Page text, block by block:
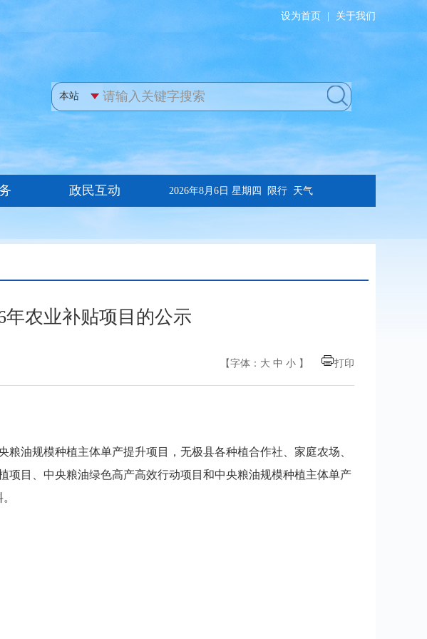
设为首页 关于我们
农业补贴项目的公示
【字体： 大 中 小 】 打印
油规模种植主体单产提升项目，无极县各种植合作社、家庭农场、
项目、中央粮油绿色高产高效行动项目和中央粮油规模种植主体单产